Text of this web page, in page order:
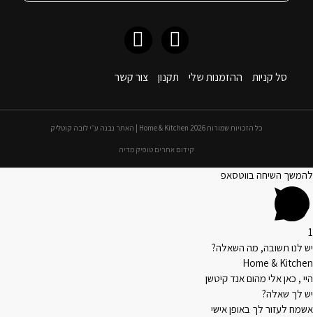
סל קניות ההזמנות שלי תקנון צור קשר
כל הזכויות שמורות 2026 Home & Kitchen | האתר נבנה ע״י לובה קוטליק
קידום אתרים טופיק מדיה
להמשך השיחה בווטסאפ
1
יש לנו תשובה, מה השאלה?
Home & Kitchen
היי , כאן אלי מהום אנד קיטשן
יש לך שאלה?
אשמח לעזור לך באופן אישי